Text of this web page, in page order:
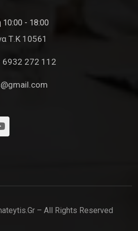
- 18:00
Τ.Κ 10561
272 112
– All Rights Reserved